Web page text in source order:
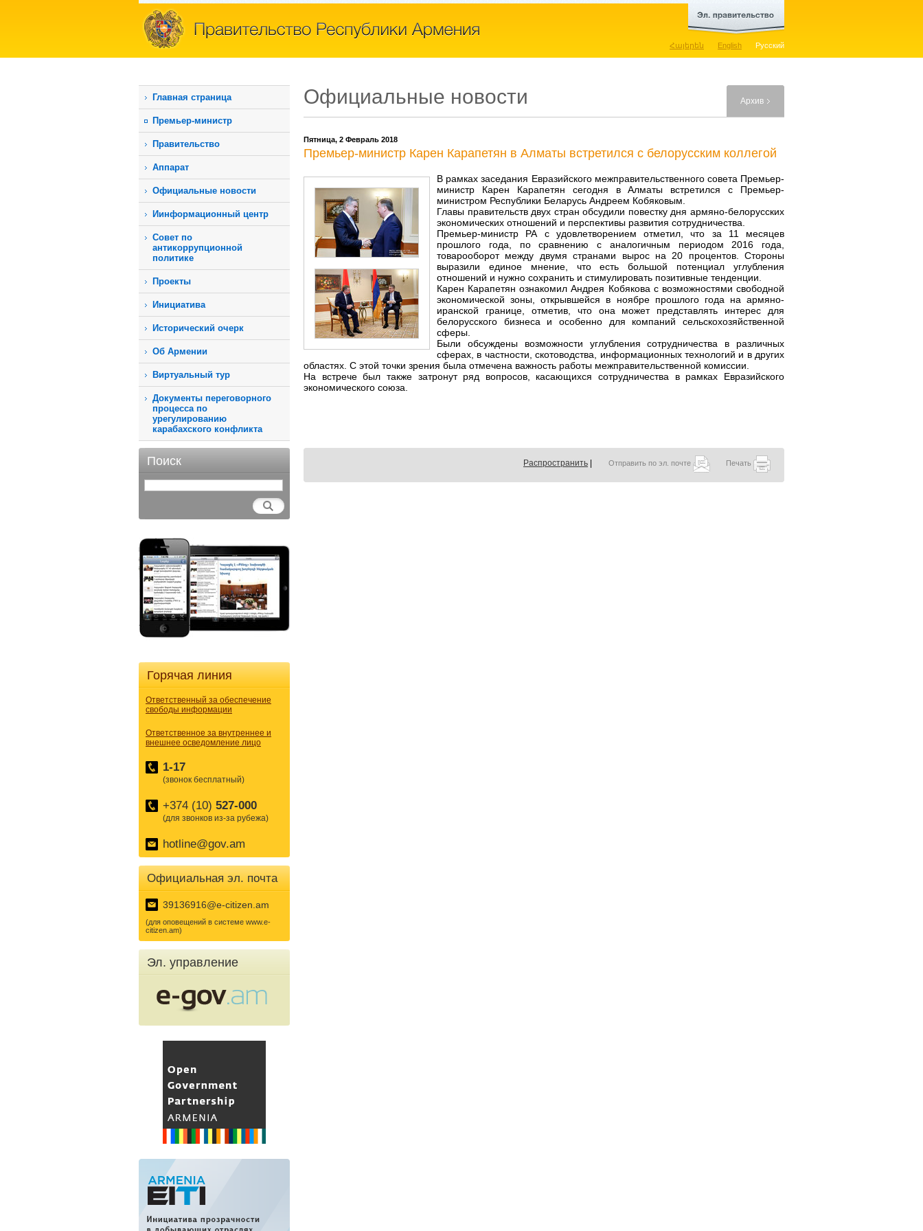
Հայերեն English Русский
Главная страница
Премьер-министр
Правительство
Аппарат
Официальные новости
Иинформационный центр
Совет по
антикоррупционной
политике
Проекты
Инициатива
Исторический очерк
Об Армении
Виртуальный тур
Документы переговорного
процесса по
урегулированию
карабахского конфликта
Поиск
Горячая линия
Ответственный за обеспечение
свободы информации
Ответственное за внутреннее и
внешнее осведомление лицо
1-17
(звонок бесплатный)
+374 (10) 527-000
(для звонков из-за рубежа)
hotline@gov.am
Официальная эл. почта
39136916@e-citizen.am
(для оповещений в системе www.e-
citizen.am)
Эл. управление
Официальные новости Архив
Пятница, 2 Февраль 2018
Премьер-министр Карен Карапетян в Алматы встретился с белорусским коллегой
В рамках заседания Евразийского межправительственного совета Премьер-
министр Карен Карапетян сегодня в Алматы встретился с Премьер-
министром Республики Беларусь Андреем Кобяковым.
Главы правительств двух стран обсудили повестку дня армяно-белорусских
экономических отношений и перспективы развития сотрудничества.
Премьер-министр РА с удовлетворением отметил, что за 11 месяцев
прошлого года, по сравнению с аналогичным периодом 2016 года,
товарооборот между двумя странами вырос на 20 процентов. Стороны
выразили единое мнение, что есть большой потенциал углубления
отношений и нужно сохранить и стимулировать позитивные тенденции.
Карен Карапетян ознакомил Андрея Кобякова с возможностями свободной
экономической зоны, открывшейся в ноябре прошлого года на армяно-
иранской границе, отметив, что она может представлять интерес для
белорусского бизнеса и особенно для компаний сельскохозяйственной
сферы.
Были обсуждены возможности углубления сотрудничества в различных
сферах, в частности, скотоводства, информационных технологий и в других
областях. С этой точки зрения была отмечена важность работы межправительственной комиссии.
На встрече был также затронут ряд вопросов, касающихся сотрудничества в рамках Евразийского
экономического союза.
Распространить Отправить по эл. почте Печать